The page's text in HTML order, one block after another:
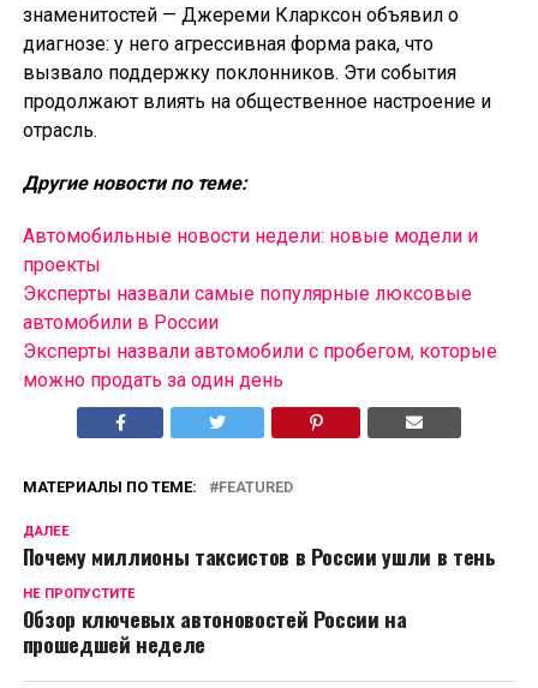
знаменитостей — Джереми Кларксон объявил о
диагнозе: у него агрессивная форма рака, что
вызвало поддержку поклонников. Эти события
продолжают влиять на общественное настроение и
отрасль.
Другие новости по теме:
Автомобильные новости недели: новые модели и
проекты
Эксперты назвали самые популярные люксовые
автомобили в России
Эксперты назвали автомобили с пробегом, которые
можно продать за один день
МАТЕРИАЛЫ ПО ТЕМЕ: FEATURED
ДАЛЕЕ
Почему миллионы таксистов в России ушли в тень
НЕ ПРОПУСТИТЕ
Обзор ключевых автоновостей России на
прошедшей неделе